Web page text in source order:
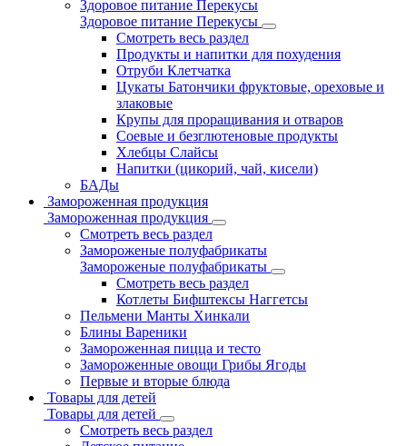
Здоровое питание Перекусы
Здоровое питание Перекусы
Смотреть весь раздел
Продукты и напитки для похудения
Отруби Клетчатка
Цукаты Батончики фруктовые, ореховые и
злаковые
Крупы для проращивания и отваров
Соевые и безглютеновые продукты
Хлебцы Слайсы
Напитки (цикорий, чай, кисели)
БАДы
Замороженная продукция
Замороженная продукция
Смотреть весь раздел
Замороженые полуфабрикаты
Замороженые полуфабрикаты
Смотреть весь раздел
Котлеты Бифштексы Наггетсы
Пельмени Манты Хинкали
Блины Вареники
Замороженная пицца и тесто
Замороженные овощи Грибы Ягоды
Первые и вторые блюда
Товары для детей
Товары для детей
Смотреть весь раздел